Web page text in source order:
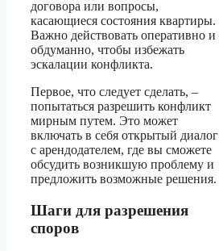
договора или вопросы,
касающиеся состояния квартиры.
Важно действовать оперативно и
обдуманно, чтобы избежать
эскалации конфликта.
Первое, что следует сделать, –
попытаться разрешить конфликт
мирным путем. Это может
включать в себя открытый диалог
с арендодателем, где вы сможете
обсудить возникшую проблему и
предложить возможные решения.
Шаги для разрешения
споров